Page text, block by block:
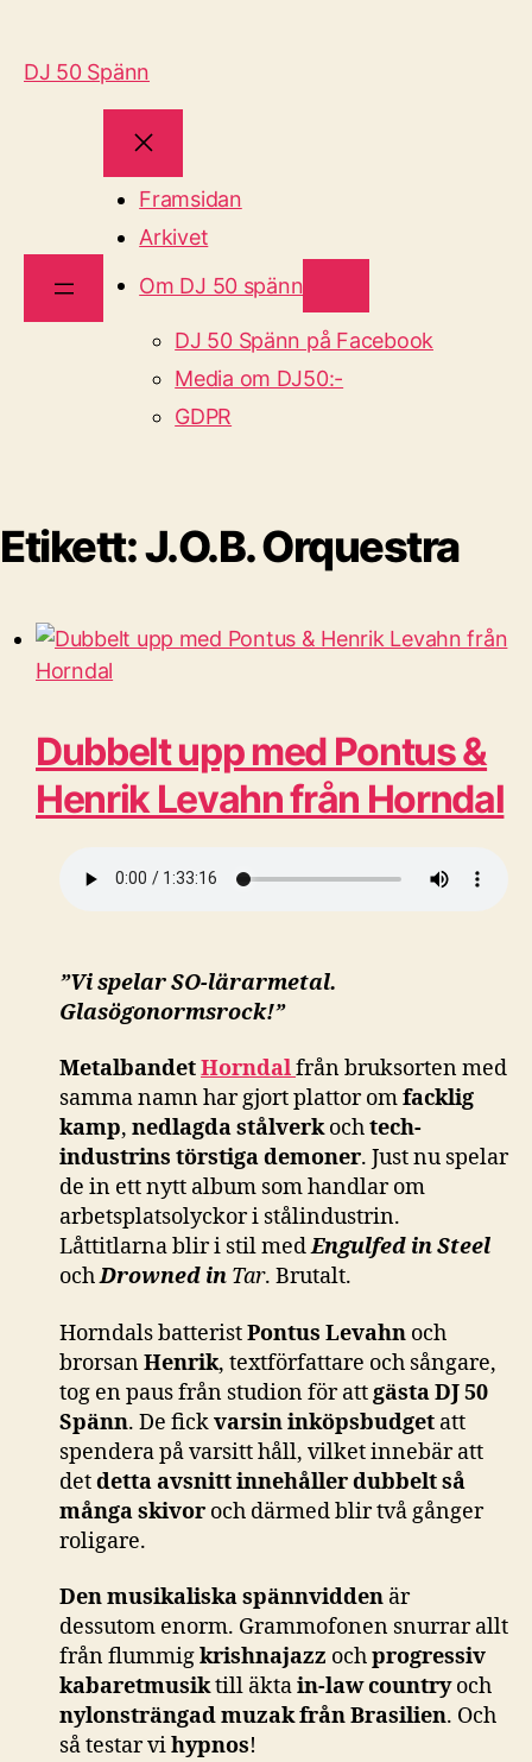
DJ 50 Spänn
Framsidan
Arkivet
Om DJ 50 spänn
DJ 50 Spänn på Facebook
Media om DJ50:-
GDPR
Etikett:J.O.B. Orquestra
Dubbelt upp med Pontus &
Henrik Levahn från Horndal
”Vi spelar SO-lärarmetal.
Glasögonormsrock!”
MetalbandetHorndalfrån bruksorten med
samma namn har gjort plattor omfacklig
kamp, nedlagda stålverkochtech-
industrins törstiga demoner. Just nu spelar
de in ett nytt album som handlar om
arbetsplatsolyckor i stålindustrin.
Låttitlarna blir i stil medEngulfed in Steel
ochDrowned in Tar. Brutalt.
Horndals batteristPontus Levahn och
brorsanHenrik, textförfattare och sångare,
tog en paus från studion för attgästa DJ 50
Spänn. De fickvarsin inköpsbudget att
spendera på varsitt håll, vilket innebär att
detdetta avsnitt innehåller dubbelt så
många skivor och därmed blir två gånger
roligare.
Den musikaliska spännvidden är
dessutom enorm. Grammofonen snurrar allt
från flummigkrishnajazz ochprogressiv
kabaretmusiktill äktain-law countryoch
nylonsträngad muzak från Brasilien. Och
så testar vihypnos!